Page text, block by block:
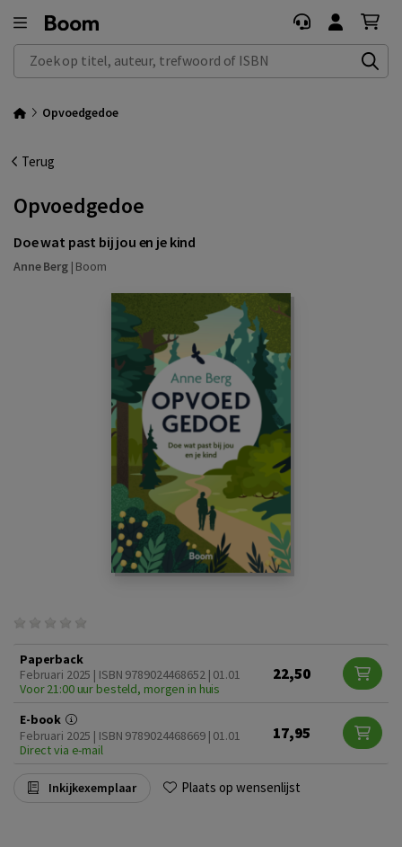
Zoek op titel, auteur, trefwoord of ISBN
Opvoedgedoe
Terug
Opvoedgedoe
Doe wat past bij jou en je kind
Anne Berg| Boom
Paperback
Februari 2025 | ISBN 9789024468652 | 01.01
Voor 21:00 uur besteld, morgen in huis
22,50
E-book
Februari 2025 | ISBN 9789024468669 | 01.01
Direct via e-mail
17,95
Inkijkexemplaar Plaats op wensenlijst